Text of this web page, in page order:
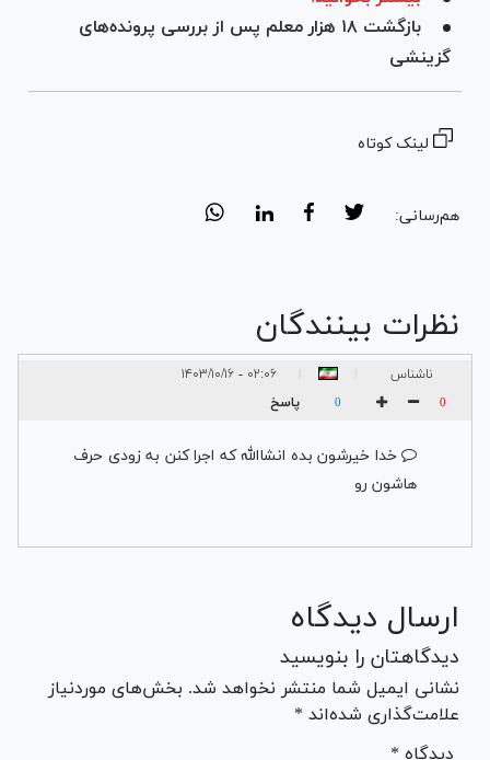
بازگشت ۱۸ هزار معلم پس از بررسی پرونده‌های
گزینشی
لینک کوتاه
هم‌رسانی:
نظرات بینندگان
ناشناس ۰۲:۰۶ - ۱۴۰۳/۱۰/۱۶
0
0 پاسخ
خدا خیرشون بده انشاالله که اجرا کنن به زودی حرف
هاشون رو
ارسال دیدگاه
دیدگاهتان را بنویسید
نشانی ایمیل شما منتشر نخواهد شد. بخش‌های موردنیاز
علامت‌گذاری شده‌اند *
* دیدگاه